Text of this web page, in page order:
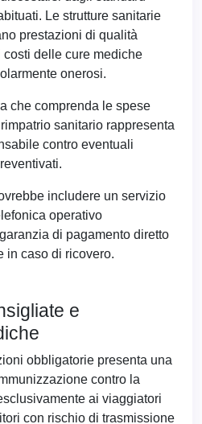
Le strutture sanitarie
prestazioni di qualità
delle cure mediche
onerosi.
che comprenda le spese
sanitario rappresenta
contro eventuali
includere un servizio
operativo
di pagamento diretto
in caso di ricovero.
e
obbligatorie presenta una
contro la
ai viaggiatori
con rischio di trasmissione